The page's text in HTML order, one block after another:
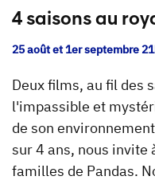
4 saisons au
25 août et 1er septembre
Deux films, au fil des
l'impassible et
de son
sur 4 ans, nous invite
familles de Pandas.